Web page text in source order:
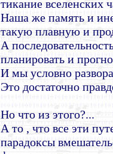
тикание вселенских
Наша же память и
такую плавную и
А
планировать и
И мы условно
Это достаточно
Но что из этого?...
А то , что все эти
парадоксы